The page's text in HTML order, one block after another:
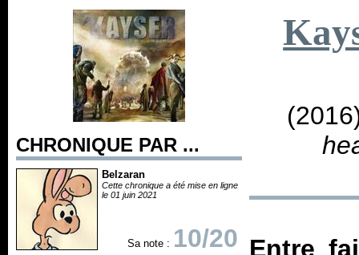
CHRONIQUE PAR ...
Belzaran
Cette chronique a été mise en ligne
le 01 juin 2021
Sa note : 10/20 Entre